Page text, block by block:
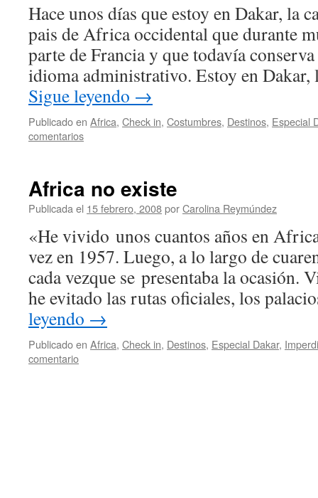
Hace unos días que estoy en Dakar, la
pais de Africa occidental que durante
parte de Francia y que todavía
idioma administrativo. Estoy en
Sigue leyendo →
Publicado en Africa, Check in, Costumbres, Destinos, Especial
comentarios
Africa no existe
Publicada el 15 febrero, 2008porCarolina Reymúndez
«He vivido unos cuantos años en
vez en 1957. Luego, a lo largo de
cada vezque se presentaba la ocasión.
he evitado las rutas oficiales, los
leyendo →
Publicado en Africa, Check in, Destinos, Especial Dakar,
comentario